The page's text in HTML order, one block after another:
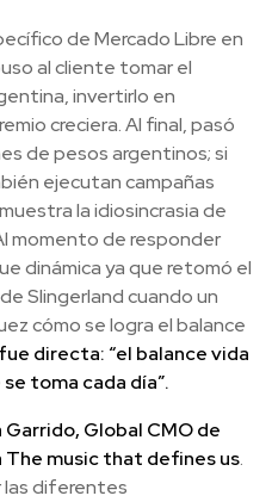
de Mercado Libre en
al cliente tomar el
invertirlo en
creciera. Al final, pasó
de pesos argentinos; si
ejecutan campañas
la idiosincrasia de
momento de responder
dinámica ya que retomó el
Slingerland cuando un
cómo se logra el balance
directa: “el balance vida
toma cada día”.
Garrido, Global CMO de
music that defines us.
las diferentes